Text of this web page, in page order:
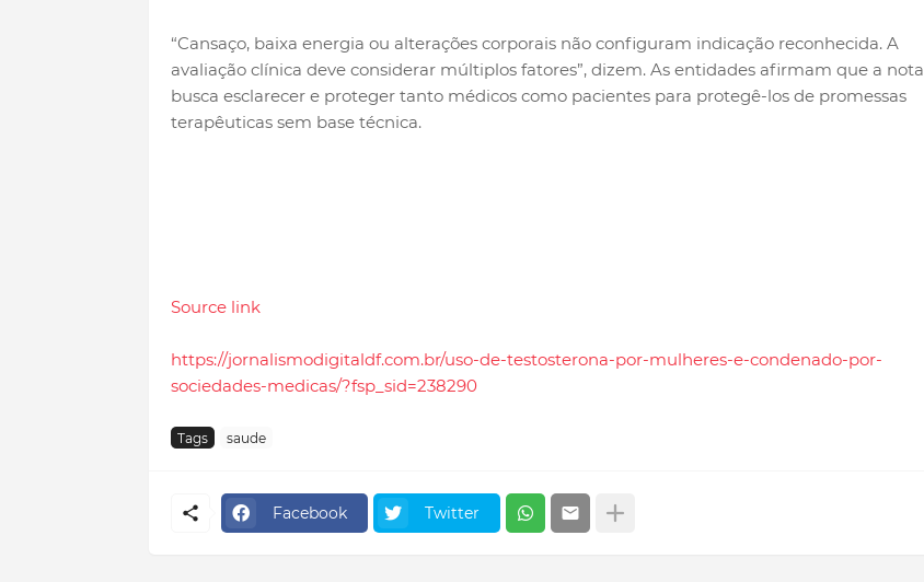
“Cansaço, baixa energia ou alterações corporais não configuram indicação reconhecida. A
avaliação clínica deve considerar múltiplos fatores”, dizem. As entidades afirmam que a nota
busca esclarecer e proteger tanto médicos como pacientes para protegê-los de promessas
terapêuticas sem base técnica.
Source link
https://jornalismodigitaldf.com.br/uso-de-testosterona-por-mulheres-e-condenado-por-
sociedades-medicas/?fsp_sid=238290
Tags saude
Facebook Twitter